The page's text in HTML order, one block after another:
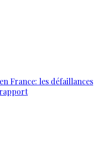
France: les défaillances
rapport